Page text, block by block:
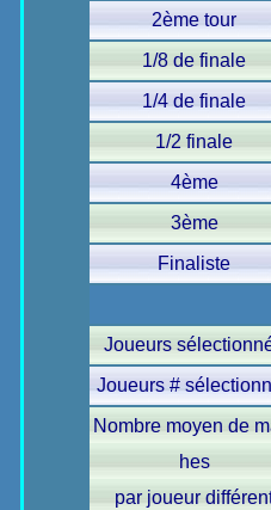
2ème tour
1/8 de finale
1/4 de finale
1/2 finale
4ème
3ème
Finaliste
Joueurs
Joueurs #
Nombre moyen de
hes
par joueur